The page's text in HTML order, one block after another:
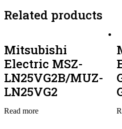
Related products
Mitsubishi
Electric MSZ-
LN25VG2B/MUZ-
LN25VG2
Read more